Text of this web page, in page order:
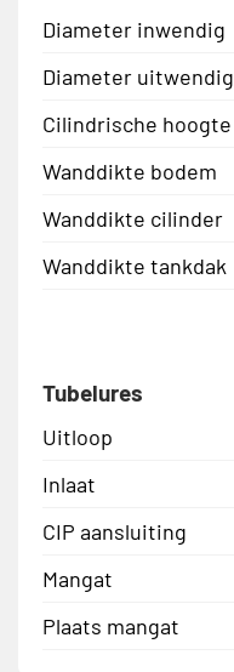
Diameter inwendig
Diameter uitwendig
Cilindrische hoogte
Wanddikte bodem
Wanddikte cilinder
Wanddikte tankdak
Tubelures
Uitloop
Inlaat
CIP aansluiting
Mangat
Plaats mangat